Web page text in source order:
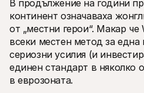
В продължение на години
континент означаваха
от „местни герои“. Макар
всеки местен метод за
сериозни усилия (и
единен стандарт в няколко
в еврозоната.